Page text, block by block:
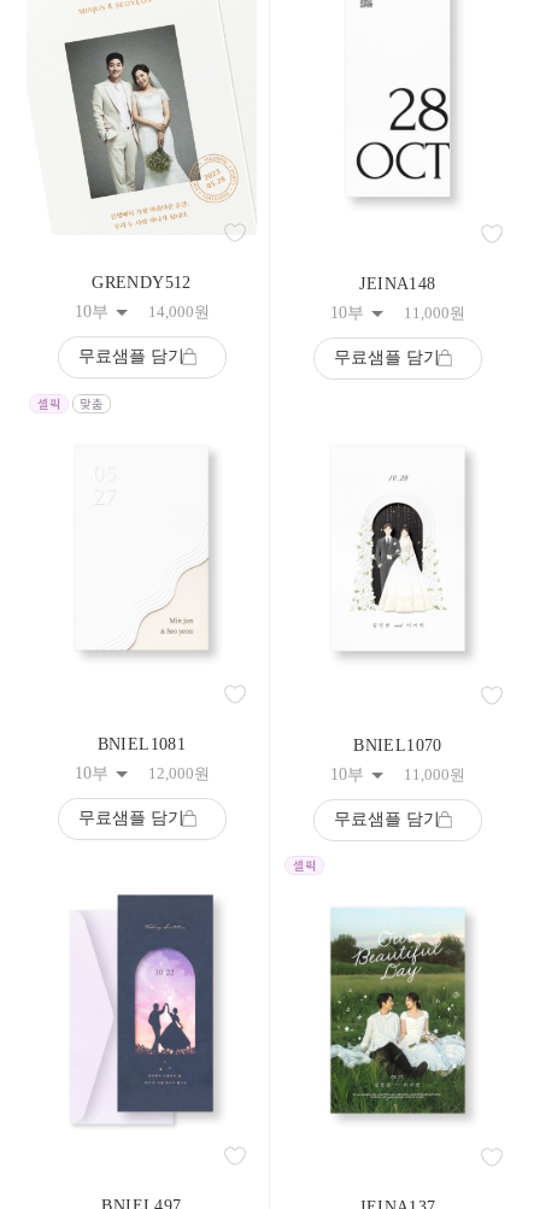
GRENDY512
10부
14,000원
무료샘플 담기
JEINA148
10부
11,000원
무료샘플 담기
BNIEL1081
10부
12,000원
무료샘플 담기
BNIEL1070
10부
11,000원
무료샘플 담기